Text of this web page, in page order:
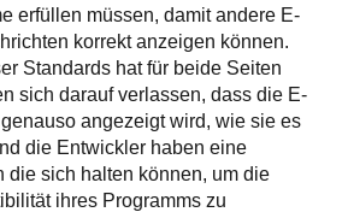
erfüllen müssen, damit andere E-
korrekt anzeigen können.
Standards hat für beide Seiten
sich darauf verlassen, dass die E-
angezeigt wird, wie sie es
die Entwickler haben eine
die sich halten können, um die
ihres Programms zu